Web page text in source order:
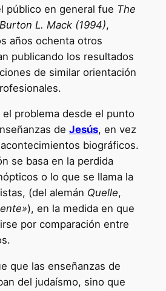
público en general fue The
Burton L. Mack (1994),
años ochenta otros
publicando los resultados
de similar orientación
problema desde el punto
de Jesús, en vez
biográficos.
se basa en la perdida
o lo que se llama la
(del alemán Quelle,
), en la medida en que
por comparación entre
que las enseñanzas de
del judaísmo, sino que